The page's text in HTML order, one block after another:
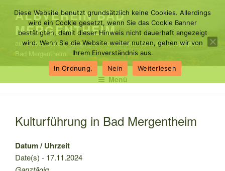
Inhalt
springen
ALBVEREIN BAD
MERGENTHEIM
auf dieser Seite erhalten Sie Informationen über die Ortsgruppe
Bad Mergentheim
Menü
Kulturführung in Bad Mergentheim
Datum / Uhrzeit
Date(s) - 17.11.2024
Diese Website benutzt grundsätzlich keine Cookies. Allerdings
wird ein Cookie gesetzt, wenn Sie das Cookie Banner
bestätigten, damit dieser Hinweis nicht dauerhaft angezeigt
wird. Wenn Sie die Website weiter nutzen, gehen wir von
Ihrem Einverständnis aus.
In Ordnung.
Nein Weiterlesen